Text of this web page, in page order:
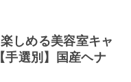
しめる美容室キャ
手選別】国産ヘナ